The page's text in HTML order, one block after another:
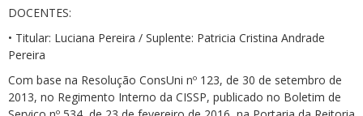
DOCENTES:
• Titular: Luciana Pereira / Suplente: Patricia Cristina Andrade
Pereira
Com base na Resolução ConsUni nº 123, de 30 de setembro de
2013, no Regimento Interno da CISSP, publicado no Boletim de